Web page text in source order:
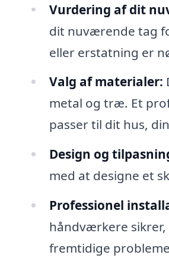
Vurdering af dit
dit nuværende tag
eller erstatning er
Valg af materialer:
metal og træ. Et
passer til dit hus,
Design og
med at designe et
Professionel
håndværkere
fremtidige